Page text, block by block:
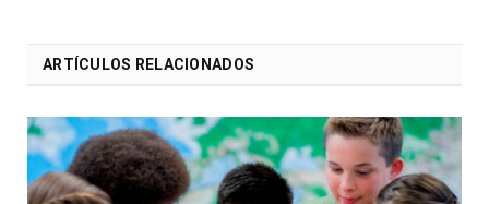
ARTÍCULOS RELACIONADOS